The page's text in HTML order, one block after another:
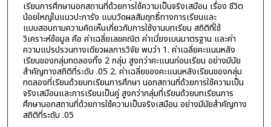
เรียนการศึกษานอกสถานที่ด้วยการใช้ความเป็นจริงเสมือน เรื่อง ชีวิต
น้อยใหญ่ในแนวปะการัง แบบวัดผลสัมฤทธิ์ทางการเรียนและ
แบบสอบถามความคิดเห็นเกี่ยวกับการใช้งานบทเรียน สถิติที่ใช้
วิเคราะห์ข้อมูล คือ ค่าเฉลี่ยเลขคณิต ค่าเบี่ยงเบนมาตรฐาน และค่า
ความแปรปรวนทางเดียวผลการวิจัย พบว่า 1. ค่าเฉลี่ยคะแนนหลัง
เรียนของกลุ่มทดลองทั้ง 2 กลุ่ม สูงกว่าคะแนนก่อนเรียน อย่างมีนัย
สำคัญทางสถิติที่ระดับ .05 2. ค่าเฉลี่ยของคะแนนหลังเรียนของกลุ่ม
ทดลองที่เรียนด้วยบทเรียนการศึกษา นอกสถานที่ด้วยการใช้ความเป็น
จริงเสมือนและการเรียนเป็นคู่ สูงกว่ากลุ่มที่เรียนด้วยบทเรียนการ
ศึกษานอกสถานที่ด้วยการใช้ความเป็นจริงเสมือน อย่างมีนัยสำคัญทาง
สถิติที่ระดับ .05